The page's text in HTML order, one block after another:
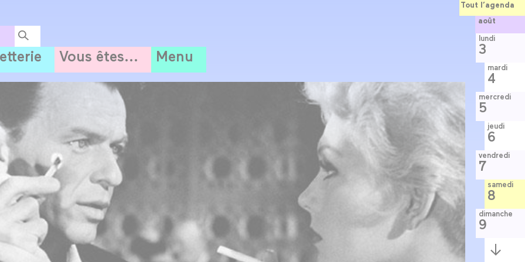
Vous êtes... Menu
Tout l’agenda
août
lundi
3
mardi
4
mercredi
5
jeudi
6
vendredi
7
samedi
8
dimanche
9
Semaine
suivante